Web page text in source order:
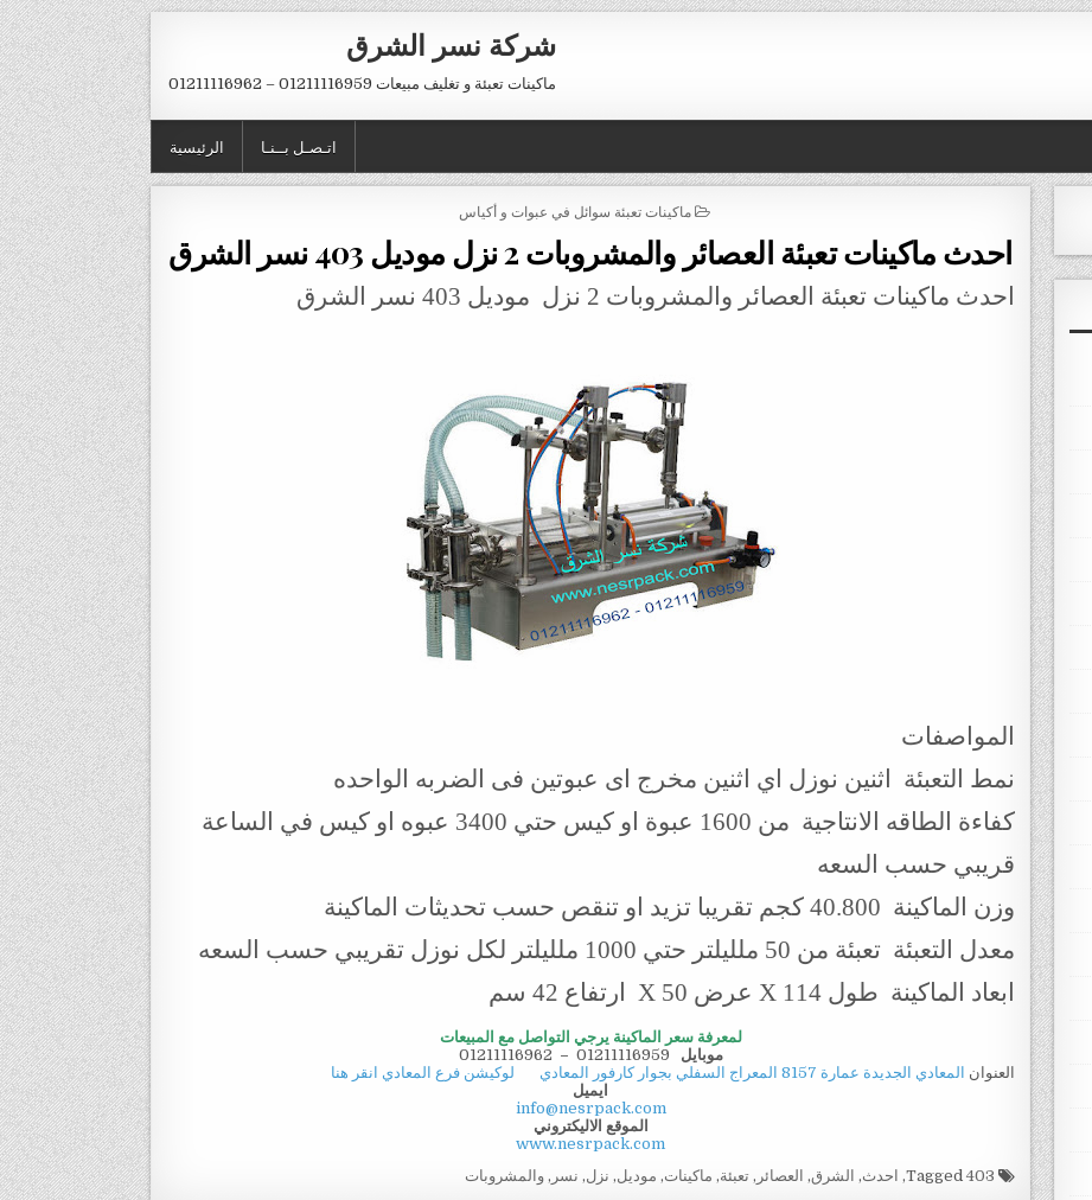
شركة نسر الشرق
ماكينات تعبئة و تغليف مبيعات 01211116959 – 01211116962
الرئيسية اتـصـل بــنـا
POSTED IN
ماكينات تعبئة سوائل في عبوات و أكياس
احدث ماكينات تعبئة العصائر والمشروبات 2 نزل موديل 403 نسر الشرق
احدث ماكينات تعبئة العصائر والمشروبات 2 نزل موديل 403 نسر الشرق
المواصفات
نمط التعبئة اثنين نوزل اي اثنين مخرج اى عبوتين فى الضربه الواحده
كفاءة الطاقه الانتاجية من 1600 عبوة او كيس حتي 3400 عبوه او كيس في الساعة
قريبي حسب السعه
وزن الماكينة 40.800 كجم تقريبا تزيد او تنقص حسب تحديثات الماكينة
معدل التعبئة تعبئة من 50 ملليلتر حتي 1000 ملليلتر لكل نوزل تقريبي حسب السعه
ابعاد الماكينة طول 114 X عرض 50 X ارتفاع 42 سم
لمعرفة سعر الماكينة يرجي التواصل مع المبيعات
موبايل
01211116962 – 01211116959
العنوان المعادي الجديدة عمارة 8157 المعراج السفلي بجوار كارفور المعادي
لوكيشن فرع المعادي انقر هنا
ايميل
info@nesrpack.com
الموقع الاليكتروني
www.nesrpack.com
Tagged
403
, احدث, الشرق, العصائر , تعبئة, ماكينات, موديل, نزل, نسر , والمشروبات